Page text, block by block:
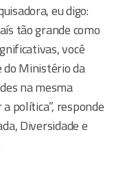
eu digo:
tão grande como
você
do Ministério da
na mesma
política”, responde
Diversidade e